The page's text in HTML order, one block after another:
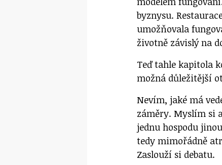
byznysu.
umožňovala
životně závislý na
Teď tahle kapitola
možná důležitější
Nevím, jaké má
záměry. Myslím si
jednu hospodu
tedy mimořádně
Zaslouží si debatu.